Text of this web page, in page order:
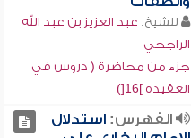
للشيخ: عبد العزيز بن عبد الله
الراجحي
جزء من محاضرة ( دروس في
العقيدة ]16[)
الفهرس:استدلال